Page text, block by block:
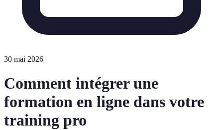
30 mai 2026
Comment intégrer une
formation en ligne dans votre
training pro